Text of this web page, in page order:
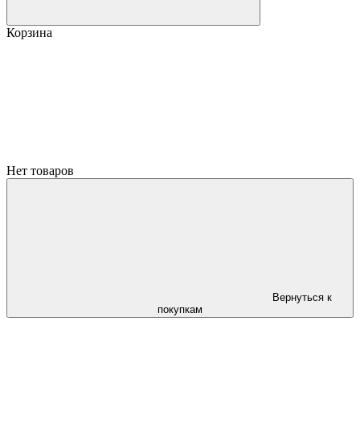
Корзина
Нет товаров
Вернуться к
покупкам